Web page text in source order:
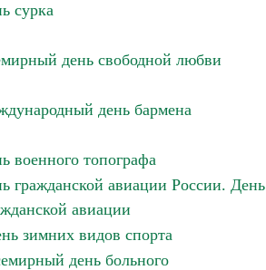
сурка
день свободной любви
день бармена
военного топографа
гражданской авиации России. День
авиации
зимних видов спорта
день больного